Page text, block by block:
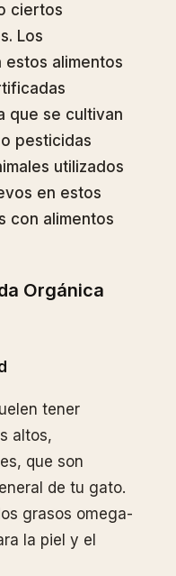
ciertos
Los
alimentos
que se cultivan
pesticidas
utilizados
en estos
con alimentos
Orgánica
tener
altos,
que son
de tu gato.
grasos omega-
la piel y el